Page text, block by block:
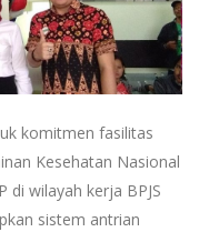
komitmen fasilitas
Kesehatan Nasional
di wilayah kerja BPJS
sistem antrian